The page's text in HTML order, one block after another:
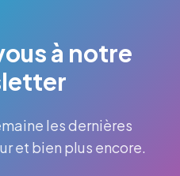
à notre
les dernières
et bien plus encore.